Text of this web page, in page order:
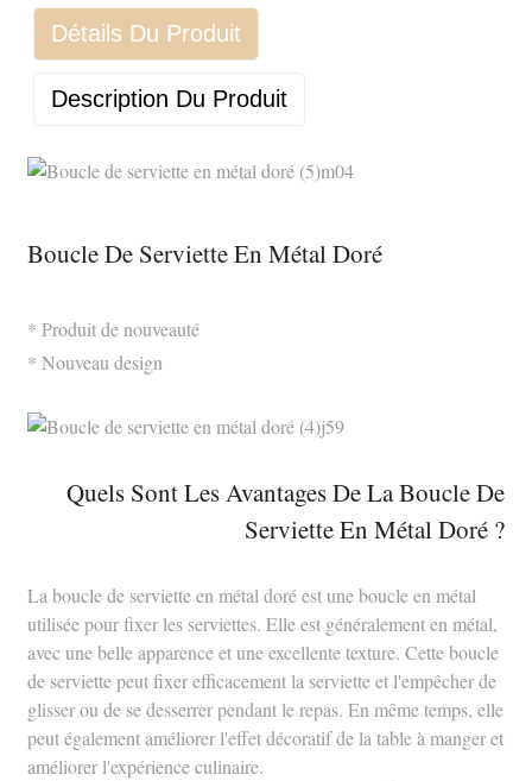
Détails Du Produit
Description Du Produit
Boucle De Serviette En Métal Doré
* Produit de nouveauté
* Nouveau design
Quels Sont Les Avantages De La Boucle De
Serviette En Métal Doré ?
La boucle de serviette en métal doré est une boucle en métal
utilisée pour fixer les serviettes. Elle est généralement en métal,
avec une belle apparence et une excellente texture. Cette boucle
de serviette peut fixer efficacement la serviette et l'empêcher de
glisser ou de se desserrer pendant le repas. En même temps, elle
peut également améliorer l'effet décoratif de la table à manger et
améliorer l'expérience culinaire.